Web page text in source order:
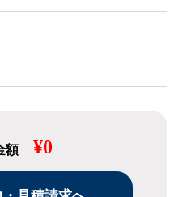
額 ¥0